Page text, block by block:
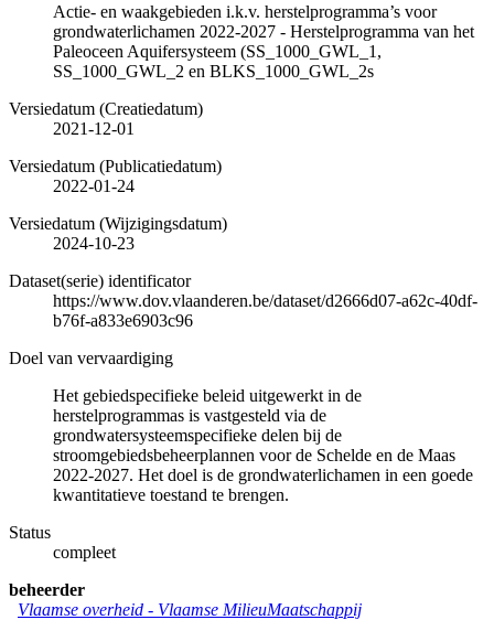
Actie- en waakgebieden i.k.v. herstelprogramma’s voor
grondwaterlichamen 2022-2027 - Herstelprogramma van het
Paleoceen Aquifersysteem (SS_1000_GWL_1,
SS_1000_GWL_2 en BLKS_1000_GWL_2s
Versiedatum (Creatiedatum)
2021-12-01
Versiedatum (Publicatiedatum)
2022-01-24
Versiedatum (Wijzigingsdatum)
2024-10-23
Dataset(serie) identificator
https://www.dov.vlaanderen.be/dataset/d2666d07-a62c-40df-
b76f-a833e6903c96
Doel van vervaardiging
Het gebiedspecifieke beleid uitgewerkt in de
herstelprogrammas is vastgesteld via de
grondwatersysteemspecifieke delen bij de
stroomgebiedsbeheerplannen voor de Schelde en de Maas
2022-2027. Het doel is de grondwaterlichamen in een goede
kwantitatieve toestand te brengen.
Status
compleet
beheerder
Vlaamse overheid - Vlaamse MilieuMaatschappij